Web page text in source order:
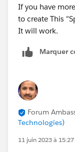
If you have
to create This
It will work.
Marquer
Forum
Technologies)
11 juin 2023 à 15:27